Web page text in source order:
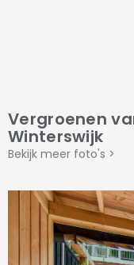
Vergroenen
Winterswijk
Bekijk meer foto's >